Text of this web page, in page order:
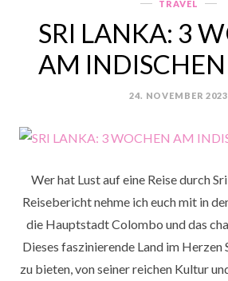
Categories
TRAVEL
SRI LANKA: 3
AM
POSTED
24. NOVEMBER 2023
Wer hat Lust auf eine Reise durch
Reisebericht nehme ich euch mit in
die Hauptstadt Colombo und das
Dieses faszinierende Land im Herzen
zu bieten, von seiner reichen Kultur